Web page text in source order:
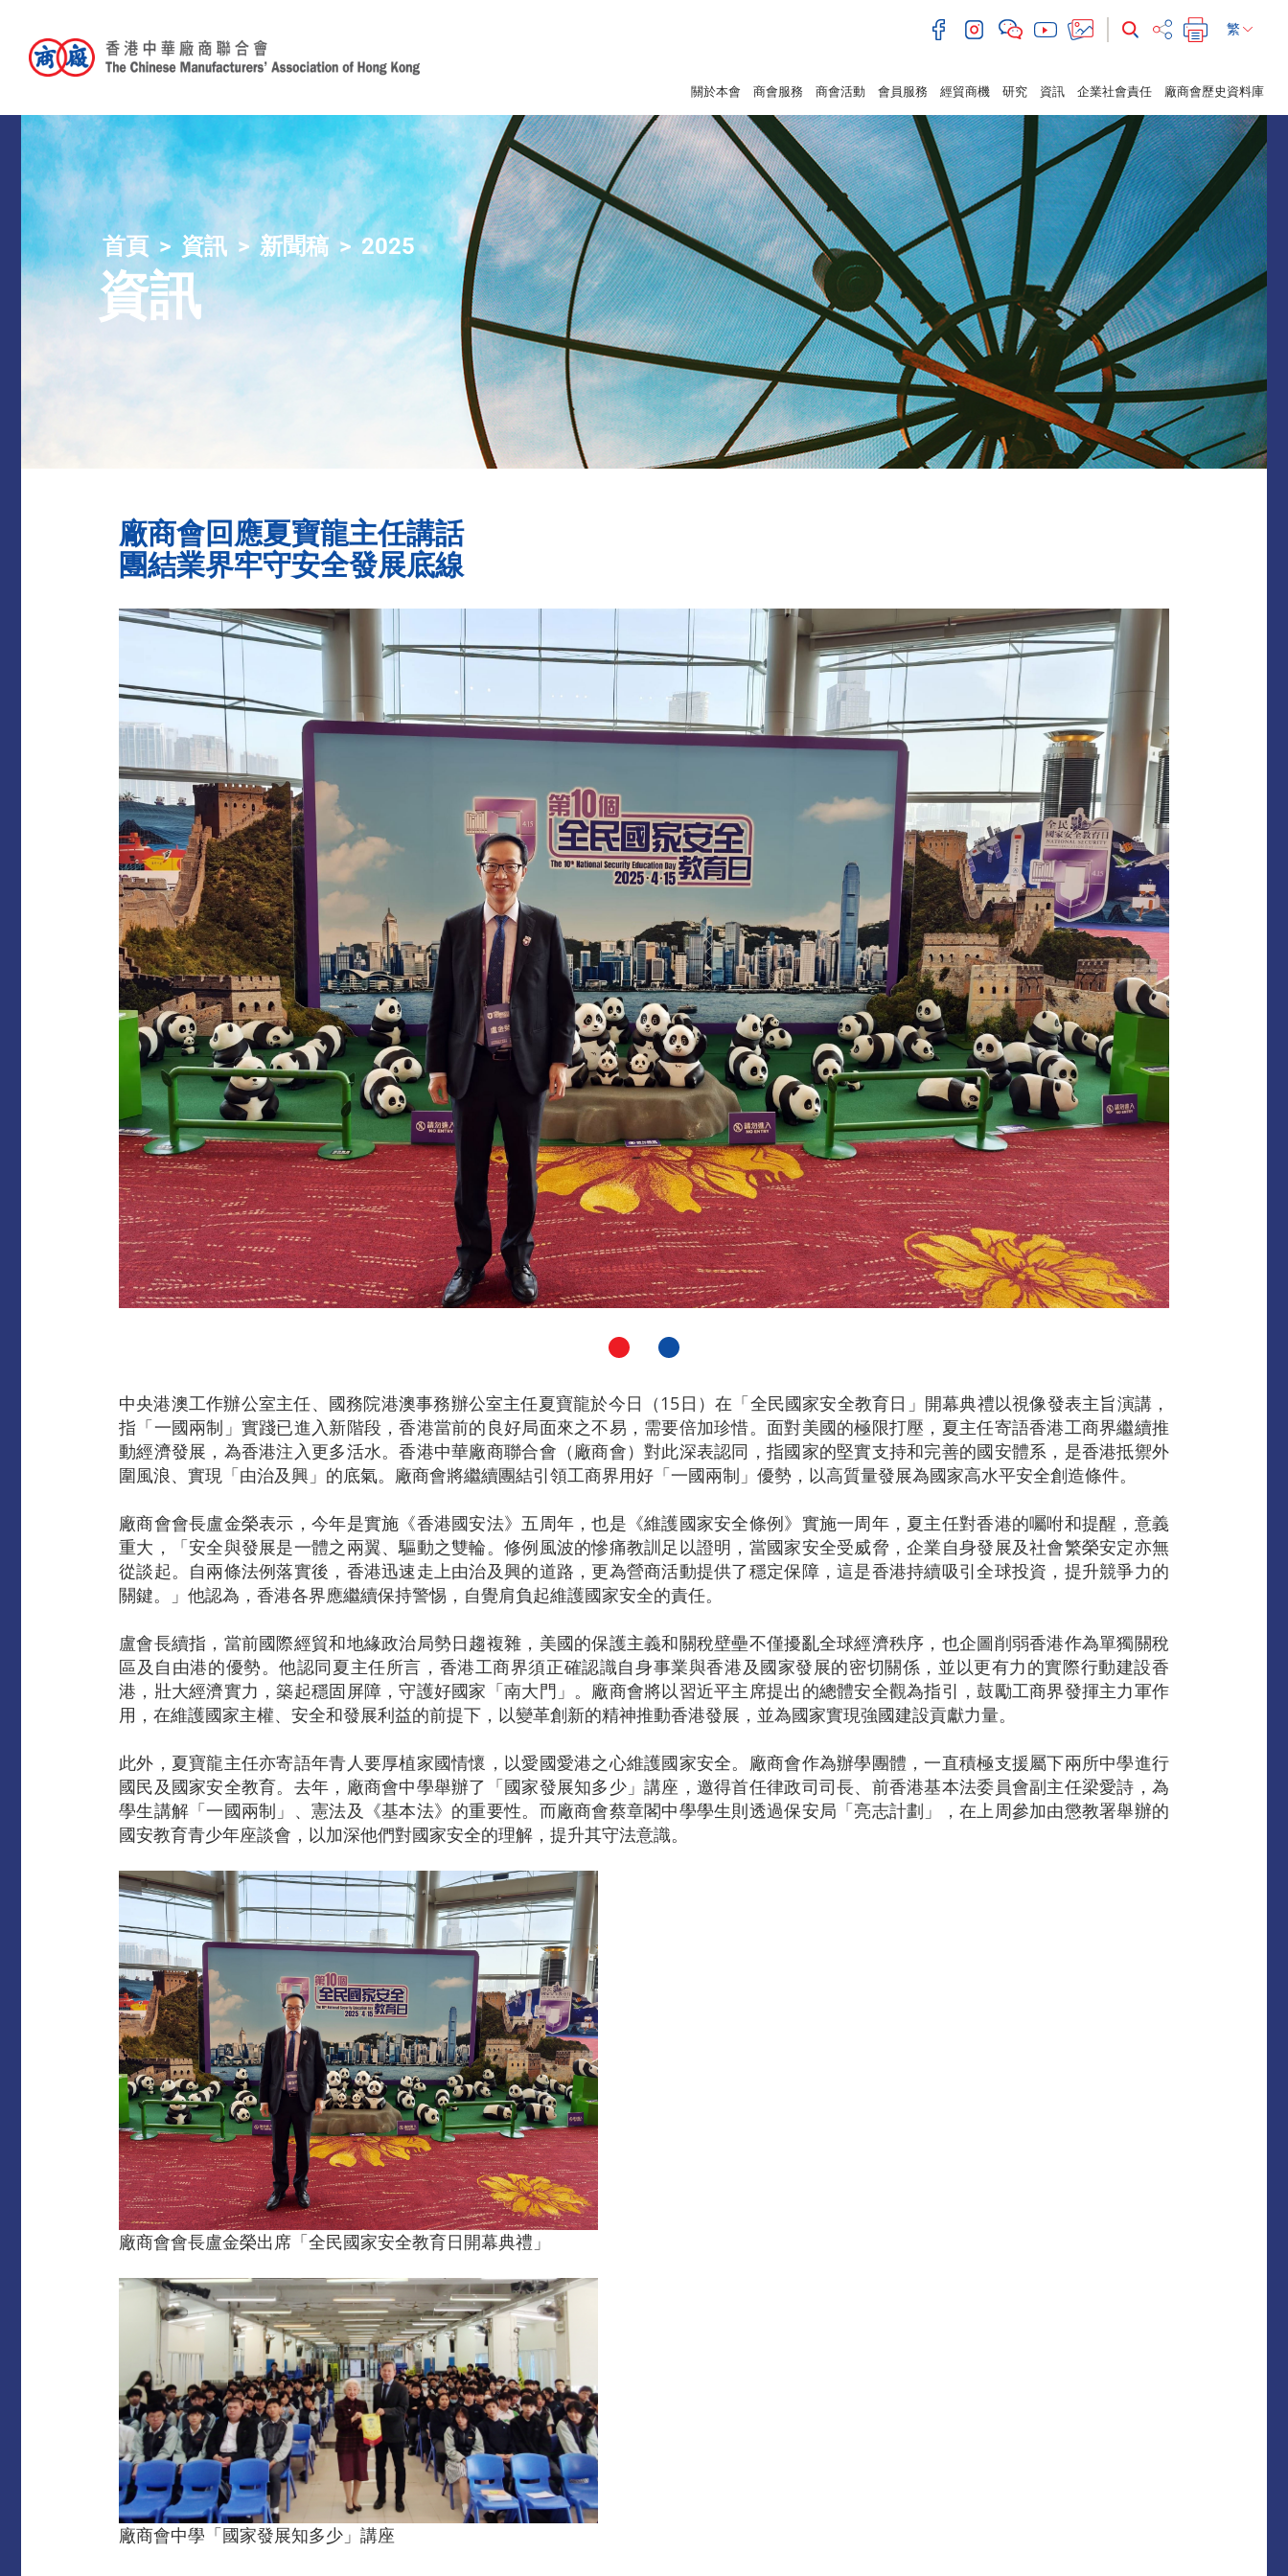
繁
關於本會 商會服務 商會活動 會員服務 經貿商機 研究 資訊 企業社會責任 廠商會歷史資料庫
首頁 資訊 新聞稿 2025
資訊
廠商會回應夏寶龍主任講話
團結業界牢守安全發展底線
中央港澳工作辦公室主任、國務院港澳事務辦公室主任夏寶龍於今日（15日）在「全民國家安全教育日」開幕典禮以視像發表主旨演講，
指「一國兩制」實踐已進入新階段，香港當前的良好局面來之不易，需要倍加珍惜。面對美國的極限打壓，夏主任寄語香港工商界繼續推
動經濟發展，為香港注入更多活水。香港中華廠商聯合會（廠商會）對此深表認同，指國家的堅實支持和完善的國安體系，是香港抵禦外
圍風浪、實現「由治及興」的底氣。廠商會將繼續團結引領工商界用好「一國兩制」優勢，以高質量發展為國家高水平安全創造條件。
廠商會會長盧金榮表示，今年是實施《香港國安法》五周年，也是《維護國家安全條例》實施一周年，夏主任對香港的囑咐和提醒，意義
重大，「安全與發展是一體之兩翼、驅動之雙輪。修例風波的慘痛教訓足以證明，當國家安全受威脅，企業自身發展及社會繁榮安定亦無
從談起。自兩條法例落實後，香港迅速走上由治及興的道路，更為營商活動提供了穩定保障，這是香港持續吸引全球投資，提升競爭力的
關鍵。」他認為，香港各界應繼續保持警惕，自覺肩負起維護國家安全的責任。
盧會長續指，當前國際經貿和地緣政治局勢日趨複雜，美國的保護主義和關稅壁壘不僅擾亂全球經濟秩序，也企圖削弱香港作為單獨關稅
區及自由港的優勢。他認同夏主任所言，香港工商界須正確認識自身事業與香港及國家發展的密切關係，並以更有力的實際行動建設香
港，壯大經濟實力，築起穩固屏障，守護好國家「南大門」。廠商會將以習近平主席提出的總體安全觀為指引，鼓勵工商界發揮主力軍作
用，在維護國家主權、安全和發展利益的前提下，以變革創新的精神推動香港發展，並為國家實現強國建設貢獻力量。
此外，夏寶龍主任亦寄語年青人要厚植家國情懷，以愛國愛港之心維護國家安全。廠商會作為辦學團體，一直積極支援屬下兩所中學進行
國民及國家安全教育。去年，廠商會中學舉辦了「國家發展知多少」講座，邀得首任律政司司長、前香港基本法委員會副主任梁愛詩，為
學生講解「一國兩制」、憲法及《基本法》的重要性。而廠商會蔡章閣中學學生則透過保安局「亮志計劃」，在上周參加由懲教署舉辦的
國安教育青少年座談會，以加深他們對國家安全的理解，提升其守法意識。
廠商會會長盧金榮出席「全民國家安全教育日開幕典禮」
廠商會中學「國家發展知多少」講座